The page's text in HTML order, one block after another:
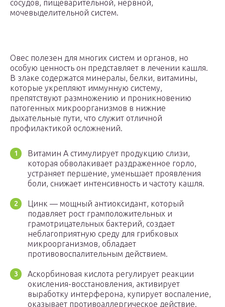
сосудов, пищеварительной, нервной,
мочевыделительной систем.
Овес полезен для многих систем и органов, но
особую ценность он представляет в лечении кашля.
В злаке содержатся минералы, белки, витамины,
которые укрепляют иммунную систему,
препятствуют размножению и проникновению
патогенных микроорганизмов в нижние
дыхательные пути, что служит отличной
профилактикой осложнений.
Витамин А стимулирует продукцию слизи,
которая обволакивает раздраженное горло,
устраняет першение, уменьшает проявления
боли, снижает интенсивность и частоту кашля.
Цинк — мощный антиоксидант, который
подавляет рост грамположительных и
грамотрицательных бактерий, создает
неблагоприятную среду для грибковых
микроорганизмов, обладает
противовоспалительным действием.
Аскорбиновая кислота регулирует реакции
окисления-восстановления, активирует
выработку интерферона, купирует воспаление,
оказывает противоаллергическое действие.